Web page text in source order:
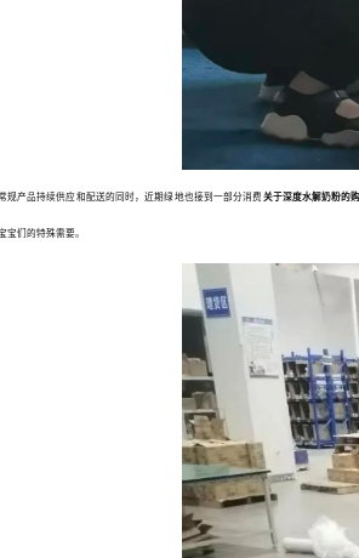
规产品持续供应和配送的同时，近期绿地也接到一部分消费 关于深度水解奶粉的
宝们的特殊需要。